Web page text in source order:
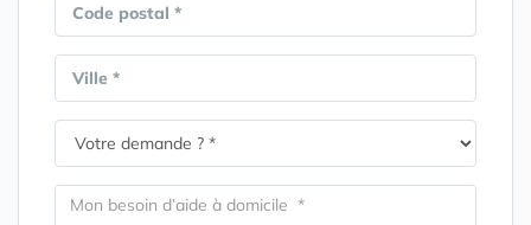
Code postal *
Ville *